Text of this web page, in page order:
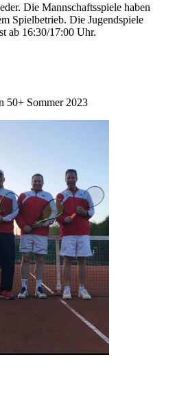
Die Mannschaftsspiele haben
Spielbetrieb. Die Jugendspiele
ab 16:30/17:00 Uhr.
50+ Sommer 2023